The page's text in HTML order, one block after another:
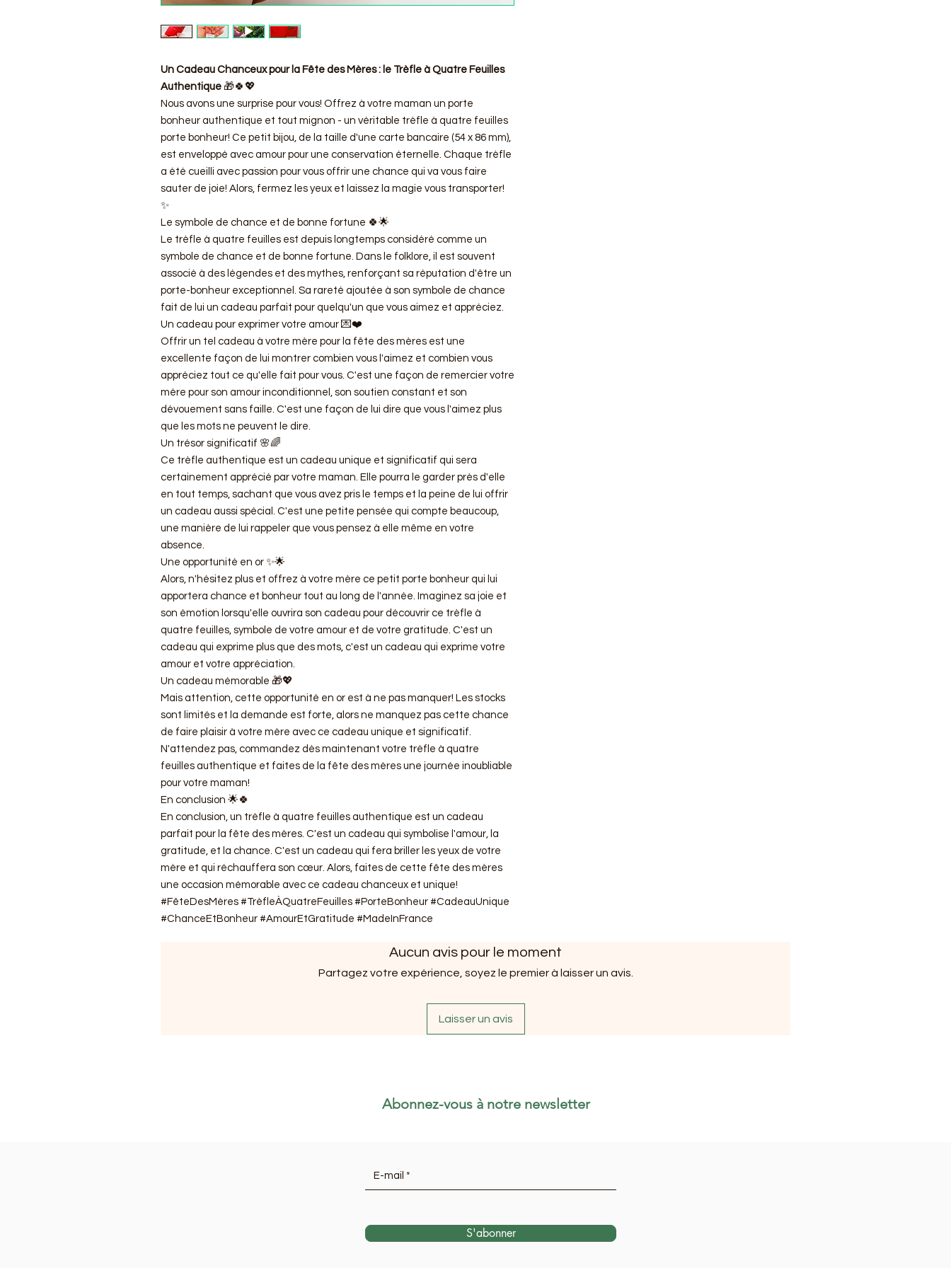
Un Cadeau Chanceux pour la Fête des Mères : le Trèfle à Quatre Feuilles
Authentique 🎁🍀💖
Nous avons une surprise pour vous! Offrez à votre maman un porte
bonheur authentique et tout mignon - un véritable trèfle à quatre feuilles
porte bonheur! Ce petit bijou, de la taille d'une carte bancaire (54 x 86 mm),
est enveloppé avec amour pour une conservation éternelle. Chaque trèfle
a été cueilli avec passion pour vous offrir une chance qui va vous faire
sauter de joie! Alors, fermez les yeux et laissez la magie vous transporter!
✨
Le symbole de chance et de bonne fortune 🍀🌟
Le trèfle à quatre feuilles est depuis longtemps considéré comme un
symbole de chance et de bonne fortune. Dans le folklore, il est souvent
associé à des légendes et des mythes, renforçant sa réputation d'être un
porte-bonheur exceptionnel. Sa rareté ajoutée à son symbole de chance
fait de lui un cadeau parfait pour quelqu'un que vous aimez et appréciez.
Un cadeau pour exprimer votre amour 💌❤️
Offrir un tel cadeau à votre mère pour la fête des mères est une
excellente façon de lui montrer combien vous l'aimez et combien vous
appréciez tout ce qu'elle fait pour vous. C'est une façon de remercier votre
mère pour son amour inconditionnel, son soutien constant et son
dévouement sans faille. C'est une façon de lui dire que vous l'aimez plus
que les mots ne peuvent le dire.
Un trésor significatif 🌸🌈
Ce trèfle authentique est un cadeau unique et significatif qui sera
certainement apprécié par votre maman. Elle pourra le garder près d'elle
en tout temps, sachant que vous avez pris le temps et la peine de lui offrir
un cadeau aussi spécial. C'est une petite pensée qui compte beaucoup,
une manière de lui rappeler que vous pensez à elle même en votre
absence.
Une opportunité en or ✨🌟
Alors, n'hésitez plus et offrez à votre mère ce petit porte bonheur qui lui
apportera chance et bonheur tout au long de l'année. Imaginez sa joie et
son émotion lorsqu'elle ouvrira son cadeau pour découvrir ce trèfle à
quatre feuilles, symbole de votre amour et de votre gratitude. C'est un
cadeau qui exprime plus que des mots, c'est un cadeau qui exprime votre
amour et votre appréciation.
Un cadeau mémorable 🎁💖
Mais attention, cette opportunité en or est à ne pas manquer! Les stocks
sont limités et la demande est forte, alors ne manquez pas cette chance
de faire plaisir à votre mère avec ce cadeau unique et significatif.
N'attendez pas, commandez dès maintenant votre trèfle à quatre
feuilles authentique et faites de la fête des mères une journée inoubliable
pour votre maman!
En conclusion 🌟🍀
En conclusion, un trèfle à quatre feuilles authentique est un cadeau
parfait pour la fête des mères. C'est un cadeau qui symbolise l'amour, la
gratitude, et la chance. C'est un cadeau qui fera briller les yeux de votre
mère et qui réchauffera son cœur. Alors, faites de cette fête des mères
une occasion mémorable avec ce cadeau chanceux et unique!
#FêteDesMères #TrèfleÀQuatreFeuilles #PorteBonheur #CadeauUnique
#ChanceEtBonheur #AmourEtGratitude #MadeInFrance
Aucun avis pour le moment
Partagez votre expérience, soyez le premier à laisser un avis.
Laisser un avis
Abonnez-vous à notre newsletter
S'abonner